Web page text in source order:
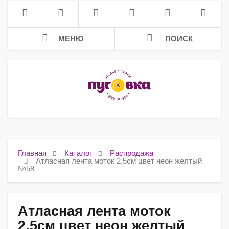
МЕНЮ ПОИСК
Главная Каталог
Распродажа
Атласная лента моток 2,5см цвет неон желтый
№58
Атласная лента моток
2,5см цвет неон желтый